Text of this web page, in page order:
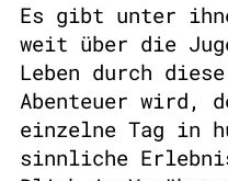
Es gibt unter
weit über die
Leben durch
Abenteuer wird,
einzelne Tag in
sinnliche